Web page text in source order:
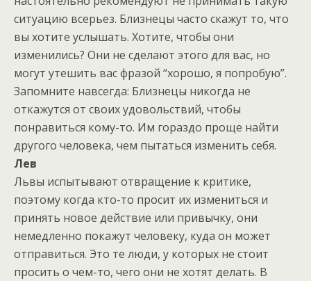
ситуацию всерьез. Близнецы часто скажут то, что
вы хотите услышать. Хотите, чтобы они
изменились? Они не сделают этого для вас, но
могут утешить вас фразой “хорошо, я попробую”.
Запомните навсегда: Близнецы никогда не
откажутся от своих удовольствий, чтобы
понравиться кому-то. Им гораздо проще найти
другого человека, чем пытаться изменить себя.
Лев
Львы испытывают отвращение к критике,
поэтому когда кто-то просит их измениться и
принять новое действие или привычку, они
немедленно покажут человеку, куда он может
отправиться. Это те люди, у которых не стоит
просить о чем-то, чего они не хотят делать. В